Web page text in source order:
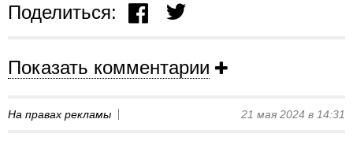
Поделиться:
Показать комментарии
На правах рекламы 21 мая 2024 в 14:31